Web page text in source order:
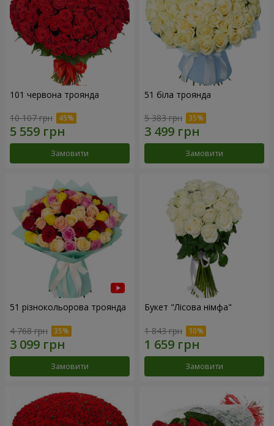
101 червона троянда
10 107 грн
Замовити
51 біла троянда
5 383 грн
Замовити
51 різнокольорова троянда
4 768 грн
Замовити
Букет "Лісова німфа"
1 843 грн
Замовити